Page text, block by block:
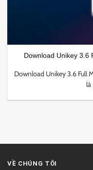
Download Unikey 3.6
Download Unikey 3.6 Full
là
VỀ CHÚNG TÔI